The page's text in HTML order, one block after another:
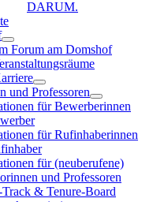
DARUM.
Forum am Domshof
und Professoren
für Bewerberinnen
für Rufinhaberinnen
für (neuberufene)
und Professoren
Track & Tenure-Board